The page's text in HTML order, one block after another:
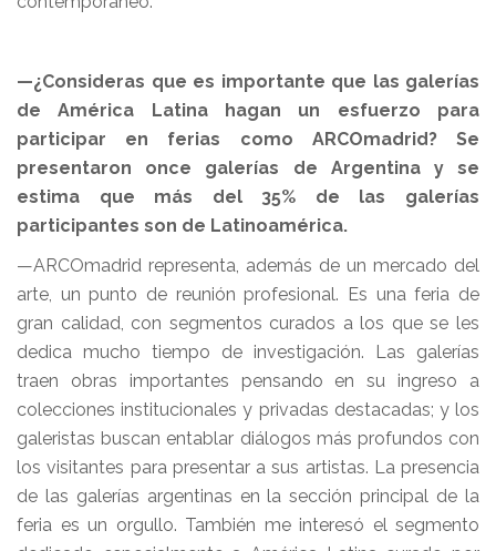
—¿Consideras que es importante que las galerías
de América Latina hagan un esfuerzo para
participar en ferias como ARCOmadrid? Se
presentaron once galerías de Argentina y se
estima que más del 35% de las galerías
participantes son de Latinoamérica.
—ARCOmadrid representa, además de un mercado del
arte, un punto de reunión profesional. Es una feria de
gran calidad, con segmentos curados a los que se les
dedica mucho tiempo de investigación. Las galerías
traen obras importantes pensando en su ingreso a
colecciones institucionales y privadas destacadas; y los
galeristas buscan entablar diálogos más profundos con
los visitantes para presentar a sus artistas. La presencia
de las galerías argentinas en la sección principal de la
feria es un orgullo. También me interesó el segmento